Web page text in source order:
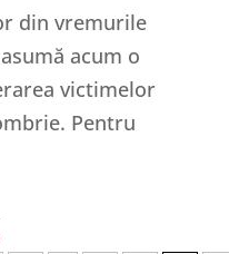
din vremurile
acum o
victimelor
Pentru